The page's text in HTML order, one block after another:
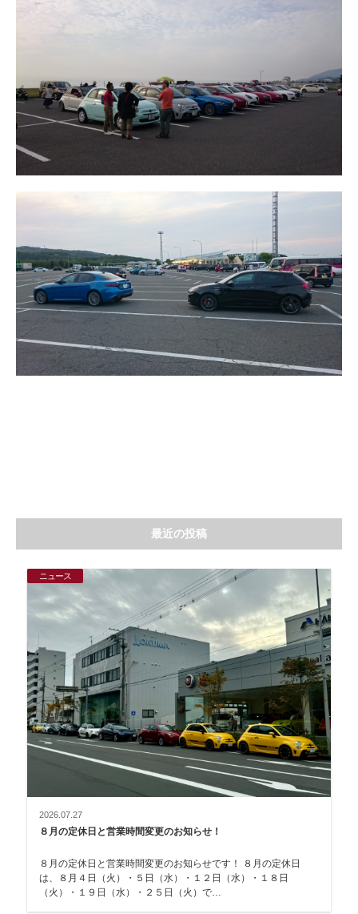
最近の投稿
ニュース
2026.07.27
８月の定休日と営業時間変更のお知らせ！
８月の定休日と営業時間変更のお知らせです！ ８月の定休日
は、８月４日（火）・５日（水）・１２日（水）・１８日
（火）・１９日（水）・２５日（火）で…